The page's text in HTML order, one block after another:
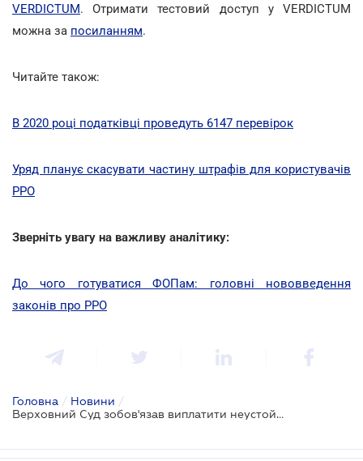
VERDICTUM. Отримати тестовий доступ у VERDICTUM
можна за посиланням.
Читайте також:
В 2020 році податківці проведуть 6147 перевірок
Уряд планує скасувати частину штрафів для користувачів
РРО
Зверніть увагу на важливу аналітику:
До чого готуватися ФОПам: головні нововведення
законів про РРО
Головна / Новини /
Верховний Суд зобов'язав виплатити неустойку за порушення прав споживача